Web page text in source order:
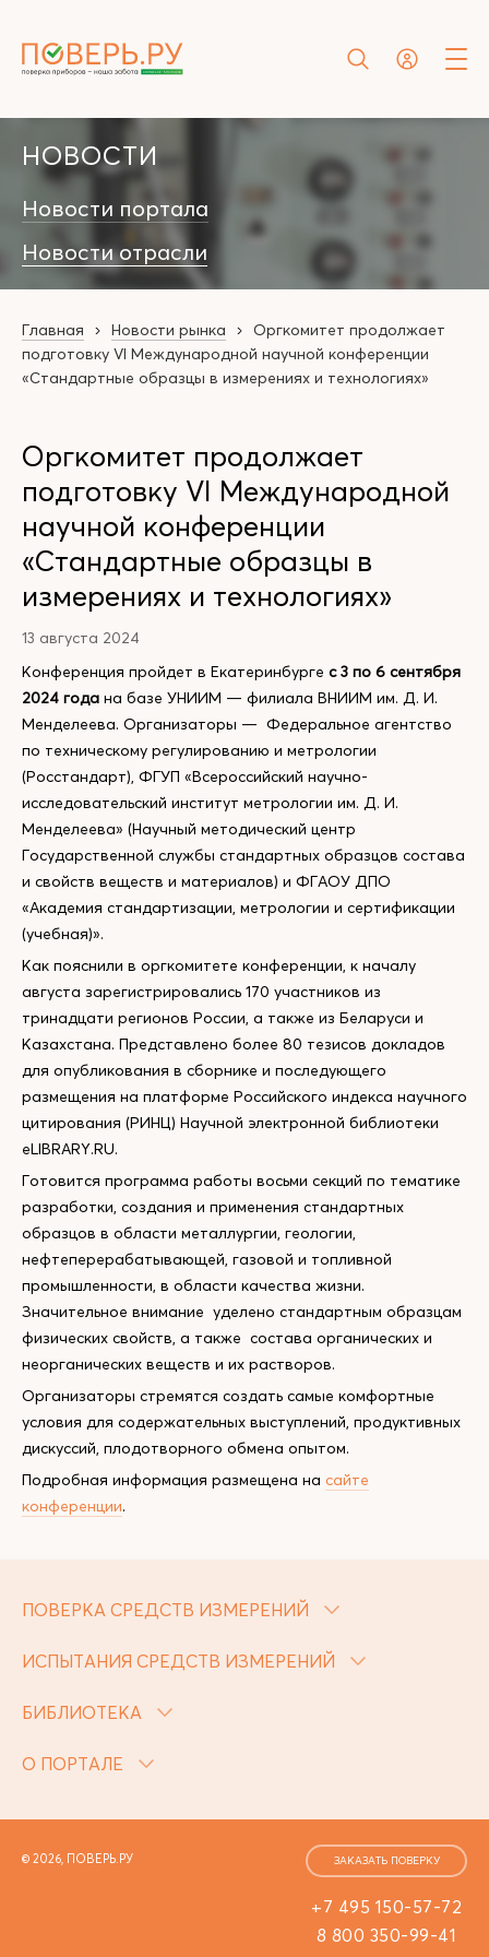
НОВОСТИ
Новости портала
Новости отрасли
Главная Новости рынка
Оргкомитет продолжает
подготовку VI Международной научной конференции
«Стандартные образцы в измерениях и технологиях»
Оргкомитет продолжает
подготовку VI Международной
научной конференции
«Стандартные образцы в
измерениях и технологиях»
13 августа 2024
Конференция пройдет в Екатеринбурге с 3 по 6 сентября
2024 года на базе УНИИМ — филиала ВНИИМ им. Д. И.
Менделеева. Организаторы — Федеральное агентство
по техническому регулированию и метрологии
(Росстандарт), ФГУП «Всероссийский научно-
исследовательский институт метрологии им. Д. И.
Менделеева» (Научный методический центр
Государственной службы стандартных образцов состава
и свойств веществ и материалов) и ФГАОУ ДПО
«Академия стандартизации, метрологии и сертификации
(учебная)».
Как пояснили в оргкомитете конференции, к началу
августа зарегистрировались 170 участников из
тринадцати регионов России, а также из Беларуси и
Казахстана. Представлено более 80 тезисов докладов
для опубликования в сборнике и последующего
размещения на платформе Российского индекса научного
цитирования (РИНЦ) Научной электронной библиотеки
eLIBRARY.RU.
Готовится программа работы восьми секций по тематике
разработки, создания и применения стандартных
образцов в области металлургии, геологии,
нефтеперерабатывающей, газовой и топливной
промышленности, в области качества жизни.
Значительное внимание уделено стандартным образцам
физических свойств, а также состава органических и
неорганических веществ и их растворов.
Организаторы стремятся создать самые комфортные
условия для содержательных выступлений, продуктивных
дискуссий, плодотворного обмена опытом.
Подробная информация размещена на сайте
конференции.
ПОВЕРКА СРЕДСТВ ИЗМЕРЕНИЙ
ИСПЫТАНИЯ СРЕДСТВ ИЗМЕРЕНИЙ
БИБЛИОТЕКА
О ПОРТАЛЕ
© 2026, ПОВЕРЬ.РУ
+7 495 150-57-72
8 800 350-99-41
ЗАКАЗАТЬ ПОВЕРКУ